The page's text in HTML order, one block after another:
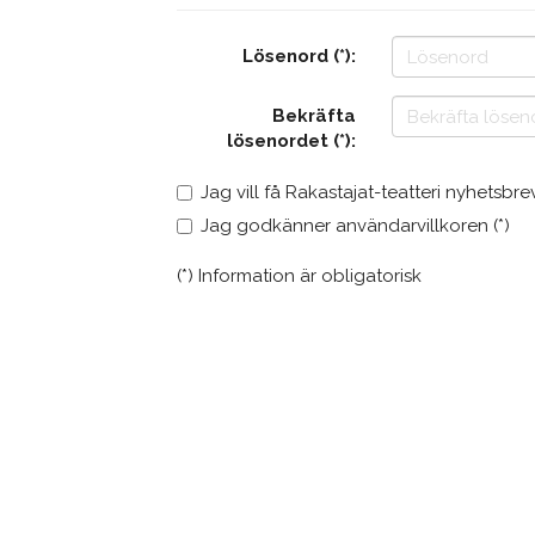
Lösenord (*):
Bekräfta
lösenordet (*):
Jag vill få Rakastajat-teatteri
Jag godkänner användarvillkoren (*)
(*) Information är obligatorisk